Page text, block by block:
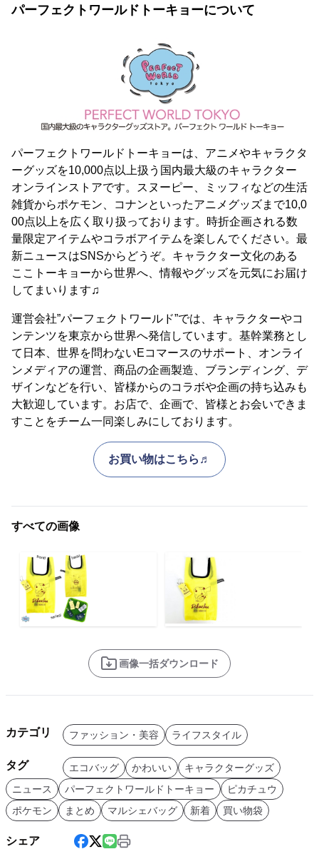
パーフェクトワールドトーキョーについて
パーフェクトワールドトーキョーは、アニメやキャラクタ
ーグッズを10,000点以上扱う国内最大級のキャラクター
オンラインストアです。スヌーピー、ミッフィなどの生活
雑貨からポケモン、コナンといったアニメグッズまで10,0
00点以上を広く取り扱っております。時折企画される数
量限定アイテムやコラボアイテムを楽しんでください。最
新ニュースはSNSからどうぞ。キャラクター文化のある
ここトーキョーから世界へ、情報やグッズを元気にお届け
してまいります♫
運営会社”パーフェクトワールド”では、キャラクターやコ
ンテンツを東京から世界へ発信しています。基幹業務とし
て日本、世界を問わないEコマースのサポート、オンライ
ンメディアの運営、商品の企画製造、ブランディング、デ
ザインなどを行い、皆様からのコラボや企画の持ち込みも
大歓迎しています。お店で、企画で、皆様とお会いできま
すことをチーム一同楽しみにしております。
お買い物はこちら♬
すべての画像
画像一括ダウンロード
カテゴリ ファッション・美容 ライフスタイル
タグ エコバッグ かわいい
キャラクターグッズ
ニュース
パーフェクトワールドトーキョー
ピカチュウ
ポケモン
まとめ マルシェバッグ 新着 買い物袋
シェア